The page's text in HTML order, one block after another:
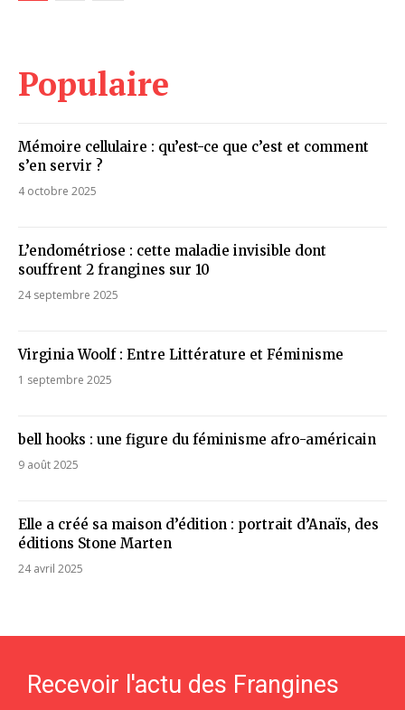
Populaire
Mémoire cellulaire : qu’est-ce que c’est et comment
s’en servir ?
4 octobre 2025
L’endométriose : cette maladie invisible dont
souffrent 2 frangines sur 10
24 septembre 2025
Virginia Woolf : Entre Littérature et Féminisme
1 septembre 2025
bell hooks : une figure du féminisme afro-américain
9 août 2025
Elle a créé sa maison d’édition : portrait d’Anaïs, des
éditions Stone Marten
24 avril 2025
Recevoir l'actu des Frangines